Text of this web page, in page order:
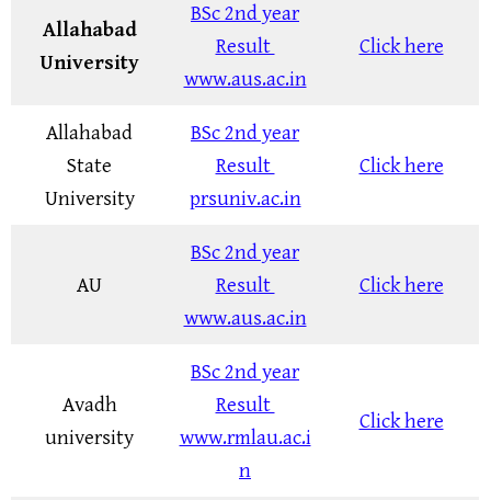
Allahabad
University
BSc 2nd year
Result
www.aus.ac.in
Click here
Allahabad
State
University
BSc 2nd year
Result
prsuniv.ac.in
Click here
AU
BSc 2nd year
Result
www.aus.ac.in
Click here
Avadh
university
BSc 2nd year
Result
www.rmlau.ac.i
n
Click here